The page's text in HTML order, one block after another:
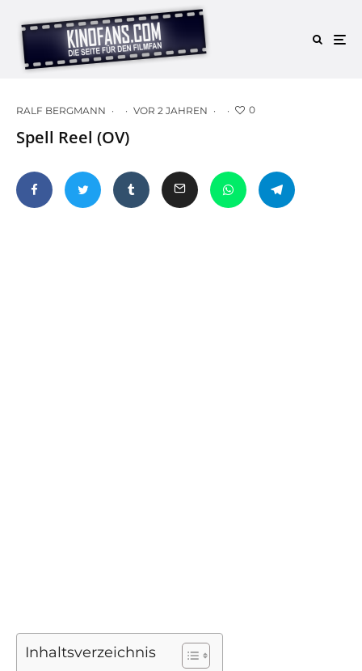
RALF BERGMANN · · VOR 2 JAHREN · · 0
Spell Reel (OV)
Inhaltsverzeichnis